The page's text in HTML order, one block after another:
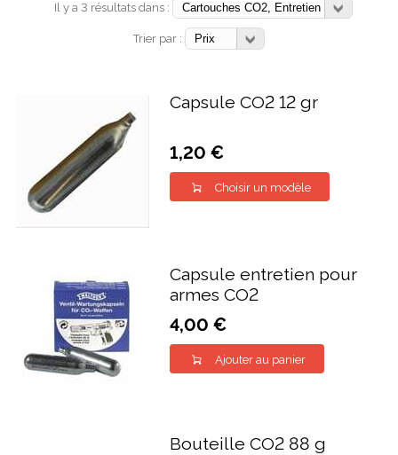
Il y a 3 résultats dans :
Trier par :
Capsule CO2 12 gr
1,20 €
Choisir un modèle
Capsule entretien pour
armes CO2
4,00 €
Ajouter au panier
Bouteille CO2 88 g